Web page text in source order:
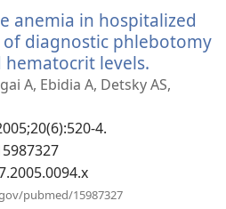
タ
ブ
で
開
く）
anemia in hospitalized
of diagnostic phlebotomy
levels.
し
A, Ebidia A, Detsky AS,
4.
pubmed/15987327